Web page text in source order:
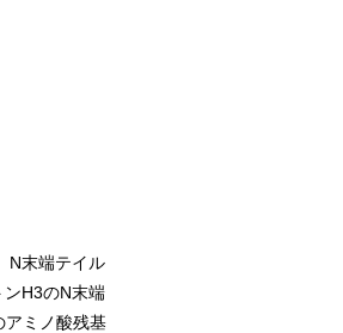
N末端テイル
H3のN末端
アミノ酸残基